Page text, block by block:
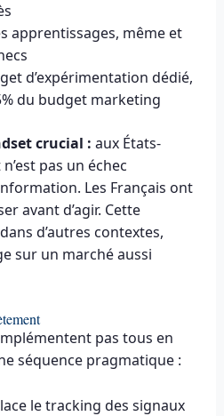
apprentissages, même et
d’expérimentation dédié,
du budget marketing
crucial : aux États-
pas un échec
Les Français ont
avant d’agir. Cette
d’autres contextes,
sur un marché aussi
pas tous en
séquence pragmatique :
le tracking des signaux